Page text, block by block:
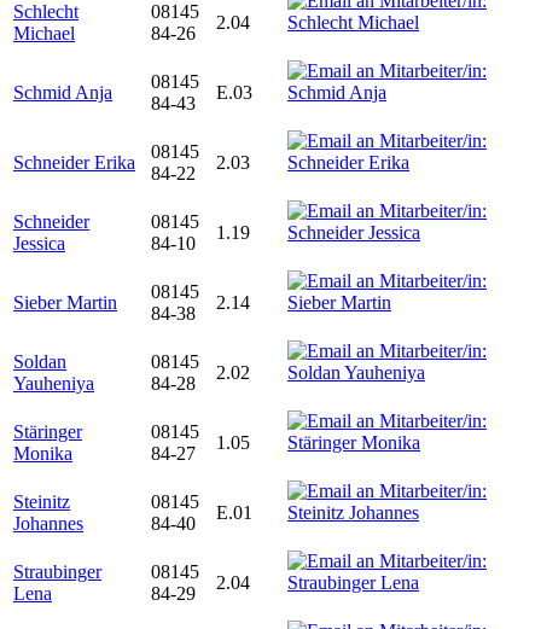
Schlecht
Michael
08145
84-26
2.04
Schmid Anja
08145
84-43
E.03
Schneider Erika
08145
84-22
2.03
Schneider
Jessica
08145
84-10
1.19
Sieber Martin
08145
84-38
2.14
Soldan
Yauheniya
08145
84-28
2.02
Stäringer
Monika
08145
84-27
1.05
Steinitz
Johannes
08145
84-40
E.01
Straubinger
Lena
08145
84-29
2.04